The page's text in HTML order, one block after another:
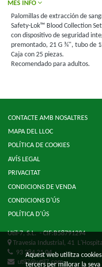
MÉS INFO
Palomillas de extracción de
Safety-Lok™ Blood Collection
con dispositivo de seguridad
premontado, 21 G ¾", tubo de
Caja con 25 piezas.
Recomendado para adultos.
CONTACTE AMB NOSALTRES
MAPA DEL LLOC
POLÍTICA DE COOKIES
AVÍS LEGAL
PRIVACITAT
CONDICIONS DE VENDA
CONDICIONS D'ÚS
POLÍTICA D'ÚS
Util-7, S.L.- CIF:B58791294
Travesia Industrial, 41
93 284 21 04
util7@util7.com
Aquest web utilitza
tercers per millorar la seva